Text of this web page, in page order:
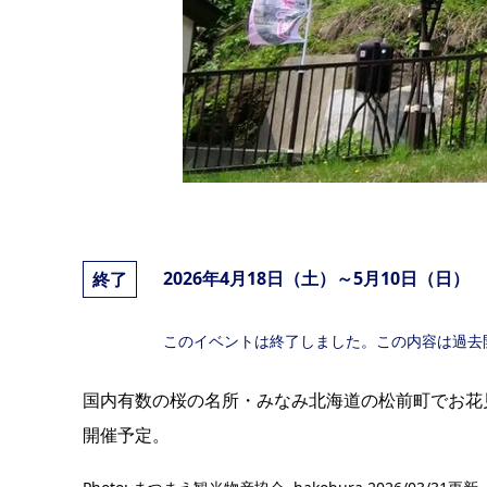
終了 2026年4月18日（土）～5月10日（日）
このイベントは終了しました。この内容は過
国内有数の桜の名所・みなみ北海道の松前町でお
開催予定。